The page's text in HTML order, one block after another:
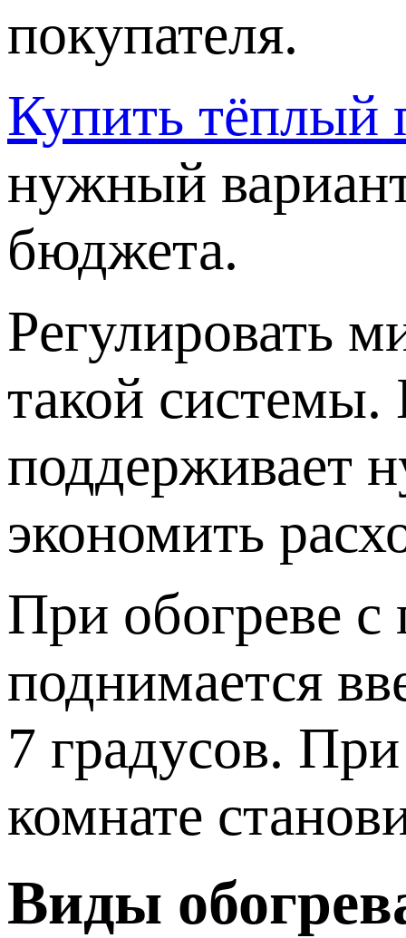
покупателя.
Купить тёплый
нужный
бюджета.
Регулировать
такой системы.
поддерживает
экономить
При обогреве
поднимается
7 градусов.
комнате
Виды